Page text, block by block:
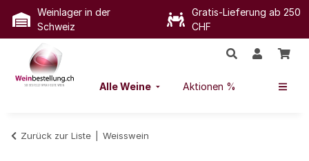
Weinlager in der
Schweiz
Gratis-Lieferung ab 250
CHF
Alle Weine Aktionen %
Zurück zur Liste Weisswein